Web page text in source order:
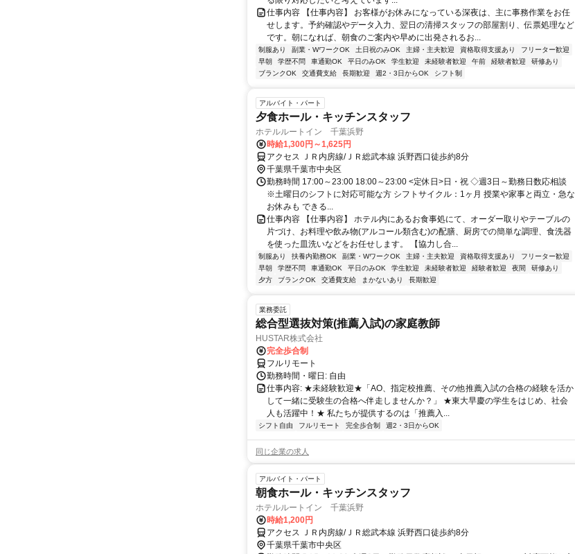
仕事内容 【仕事内容】 お客様がお休みになっている深夜は、主に事務作業をお任
せします。予約確認やデータ入力、翌日の清掃スタッフの部屋割り、伝票処理など
です。朝になれば、朝食のご案内や早めに出発されるお...
制服あり 副業・WワークOK 土日祝のみOK 主婦・主夫歓迎 資格取得支援あり
フリーター歓迎
早朝
学歴不問 車通勤OK 平日のみOK 学生歓迎 未経験者歓迎 午前 経験者歓迎
研修あり
ブランクOK
交通費支給 長期歓迎 週2・3日からOK シフト制
アルバイト・パート
夕食ホール・キッチンスタッフ
ホテルルートイン 千葉浜野
時給1,300円～1,625円
アクセス ＪＲ内房線/ＪＲ総武本線 浜野西口徒歩約8分
千葉県千葉市中央区
勤務時間 17:00～23:00 18:00～23:00 <定休日>日・祝 ◇週3日～勤務日数応相談
※土曜日のシフトに対応可能な方 シフトサイクル：1ヶ月 授業や家事と両立・急な
お休みも できる...
仕事内容 【仕事内容】 ホテル内にあるお食事処にて、オーダー取りやテーブルの
片づけ、お料理や飲み物(アルコール類含む)の配膳、厨房での簡単な調理、食洗器
を使った皿洗いなどをお任せします。 【協力し合...
制服あり 扶養内勤務OK 副業・WワークOK 主婦・主夫歓迎 資格取得支援あり
フリーター歓迎
早朝
学歴不問 車通勤OK 平日のみOK 学生歓迎 未経験者歓迎 経験者歓迎 夜間
研修あり
夕方
ブランクOK 交通費支給 まかないあり 長期歓迎
業務委託
総合型選抜対策(推薦入試)の家庭教師
HUSTAR株式会社
完全歩合制
フルリモート
勤務時間・曜日: 自由
仕事内容: ★未経験歓迎★「AO、指定校推薦、その他推薦入試の合格の経験を活か
して一緒に受験生の合格へ伴走しませんか？」 ★東大早慶の学生をはじめ、社会
人も活躍中！★ 私たちが提供するのは「推薦入...
シフト自由 フルリモート 完全歩合制 週2・3日からOK
同じ企業の求人
アルバイト・パート
朝食ホール・キッチンスタッフ
ホテルルートイン 千葉浜野
時給1,200円
アクセス ＪＲ内房線/ＪＲ総武本線 浜野西口徒歩約8分
千葉県千葉市中央区